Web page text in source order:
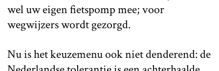
wel uw eigen fietspomp mee; voor
wegwijzers wordt gezorgd.
Nu is het keuzemenu ook niet denderend: de